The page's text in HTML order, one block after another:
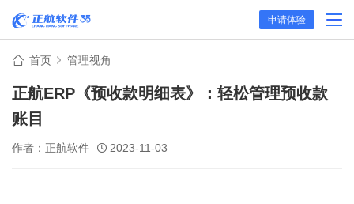
申请体验
首页 管理视角
正航ERP《预收款明细表》：轻松管理预收款
账目
作者：正航软件 2023-11-03